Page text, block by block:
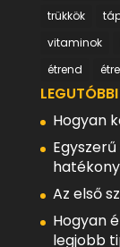
trükkök
vitaminok
étrend
Hogyan
Az első
Hogyan
legjobb